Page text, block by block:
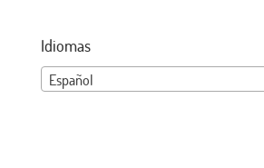
Idiomas
Español